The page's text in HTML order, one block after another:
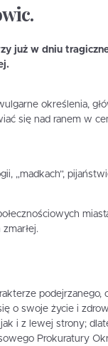
już w dniu
określenia,
się nad ranem w
„madkach”,
o swoje życie i
i z lewej strony;
Prokuratury